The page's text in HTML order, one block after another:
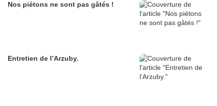
Nos piétons ne sont pas gâtés !
Entretien de l’Arzuby.